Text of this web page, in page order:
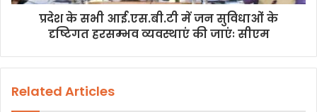
प्रदेश के सभी आई.एस.बी.टी में जन सुविधाओं के
दृष्टिगत हरसम्भव व्यवस्थाएं की जाएंः सीएम
Related Articles